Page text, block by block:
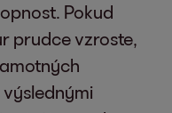
Pokud
prudce vzroste,